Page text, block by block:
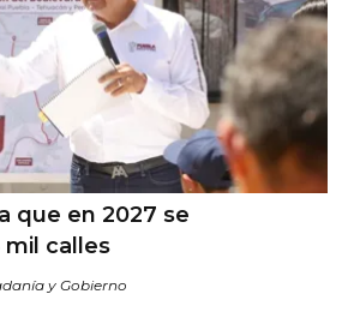
que en 2027 se
mil calles
y Gobierno